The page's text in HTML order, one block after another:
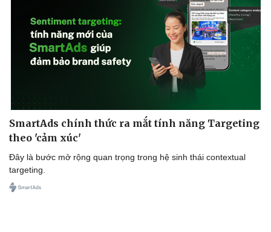
SmartAds chính thức ra mắt tính năng Targeting
theo 'cảm xúc'
Đây là bước mở rộng quan trọng trong hệ sinh thái contextual
targeting.